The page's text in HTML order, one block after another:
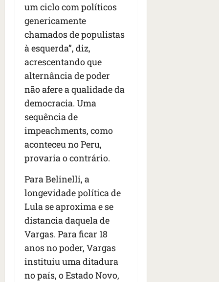
um ciclo com políticos
genericamente
chamados de populistas
à esquerda”, diz,
acrescentando que
alternância de poder
não afere a qualidade da
democracia. Uma
sequência de
impeachments, como
aconteceu no Peru,
provaria o contrário.
Para Belinelli, a
longevidade política de
Lula se aproxima e se
distancia daquela de
Vargas. Para ficar 18
anos no poder, Vargas
instituiu uma ditadura
no país, o Estado Novo,